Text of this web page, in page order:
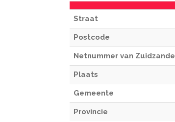
Straat
Postcode
Netnummer van Zuidzande
Plaats
Gemeente
Provincie